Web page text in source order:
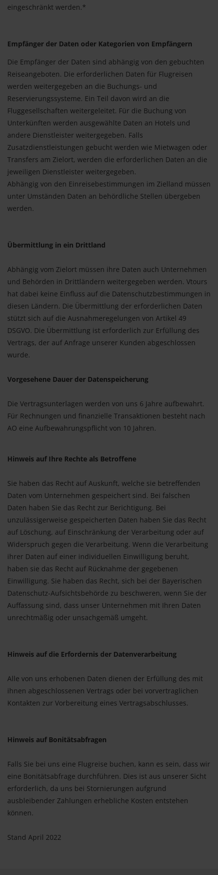
eingeschränkt werden.*
Empfänger der Daten oder Kategorien von Empfängern
Die Empfänger der Daten sind abhängig von den gebuchten
Reiseangeboten. Die erforderlichen Daten für Flugreisen
werden weitergegeben an die Buchungs- und
Reservierungssysteme. Ein Teil davon wird an die
Fluggesellschaften weitergeleitet. Für die Buchung von
Unterkünften werden ausgewählte Daten an Hotels und
andere Dienstleister weitergegeben. Falls
Zusatzdienstleistungen gebucht werden wie Mietwagen oder
Transfers am Zielort, werden die erforderlichen Daten an die
jeweiligen Dienstleister weitergegeben.
Abhängig von den Einreisebestimmungen im Zielland müssen
unter Umständen Daten an behördliche Stellen übergeben
werden.
Übermittlung in ein Drittland
Abhängig vom Zielort müssen ihre Daten auch Unternehmen
und Behörden in Drittländern weitergegeben werden. Vtours
hat dabei keine Einfluss auf die Datenschutzbestimmungen in
diesen Ländern. Die Übermittlung der erforderlichen Daten
stützt sich auf die Ausnahmeregelungen von Artikel 49
DSGVO. Die Übermittlung ist erforderlich zur Erfüllung des
Vertrags, der auf Anfrage unserer Kunden abgeschlossen
wurde.
Vorgesehene Dauer der Datenspeicherung
Die Vertragsunterlagen werden von uns 6 Jahre aufbewahrt.
Für Rechnungen und finanzielle Transaktionen besteht nach
AO eine Aufbewahrungspflicht von 10 Jahren.
Hinweis auf Ihre Rechte als Betroffene
Sie haben das Recht auf Auskunft, welche sie betreffenden
Daten vom Unternehmen gespeichert sind. Bei falschen
Daten haben Sie das Recht zur Berichtigung. Bei
unzulässigerweise gespeicherten Daten haben Sie das Recht
auf Löschung, auf Einschränkung der Verarbeitung oder auf
Widerspruch gegen die Verarbeitung. Wenn die Verarbeitung
ihrer Daten auf einer individuellen Einwilligung beruht,
haben sie das Recht auf Rücknahme der gegebenen
Einwilligung. Sie haben das Recht, sich bei der Bayerischen
Datenschutz-Aufsichtsbehörde zu beschweren, wenn Sie der
Auffassung sind, dass unser Unternehmen mit Ihren Daten
unrechtmäßig oder unsachgemäß umgeht.
Hinweis auf die Erfordernis der Datenverarbeitung
Alle von uns erhobenen Daten dienen der Erfüllung des mit
ihnen abgeschlossenen Vertrags oder bei vorvertraglichen
Kontakten zur Vorbereitung eines Vertragsabschlusses.
Hinweis auf Bonitätsabfragen
Falls Sie bei uns eine Flugreise buchen, kann es sein, dass wir
eine Bonitätsabfrage durchführen. Dies ist aus unserer Sicht
erforderlich, da uns bei Stornierungen aufgrund
ausbleibender Zahlungen erhebliche Kosten entstehen
können.
Stand April 2022